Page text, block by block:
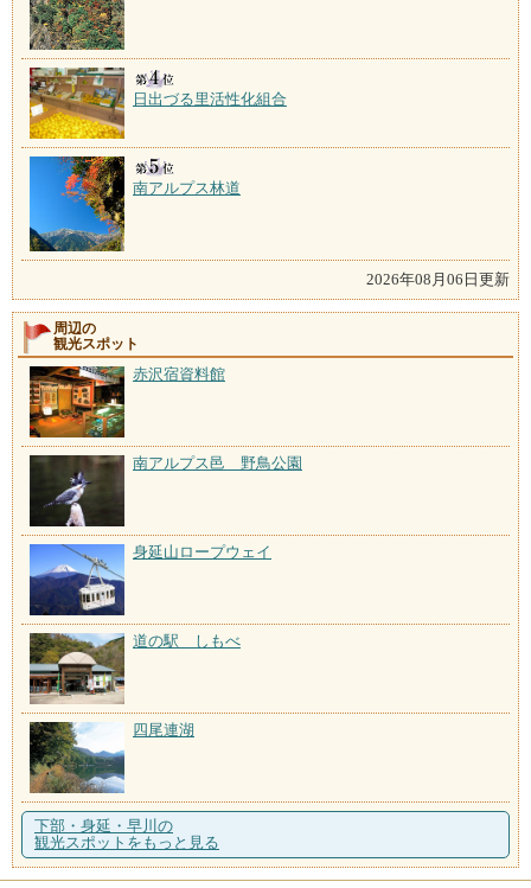
日出づる里活性化組合
南アルプス林道
2026年08月06日更新
周辺の
観光スポット
赤沢宿資料館
南アルプス邑 野鳥公園
身延山ロープウェイ
道の駅 しもべ
四尾連湖
下部・身延・早川の
観光スポットをもっと見る